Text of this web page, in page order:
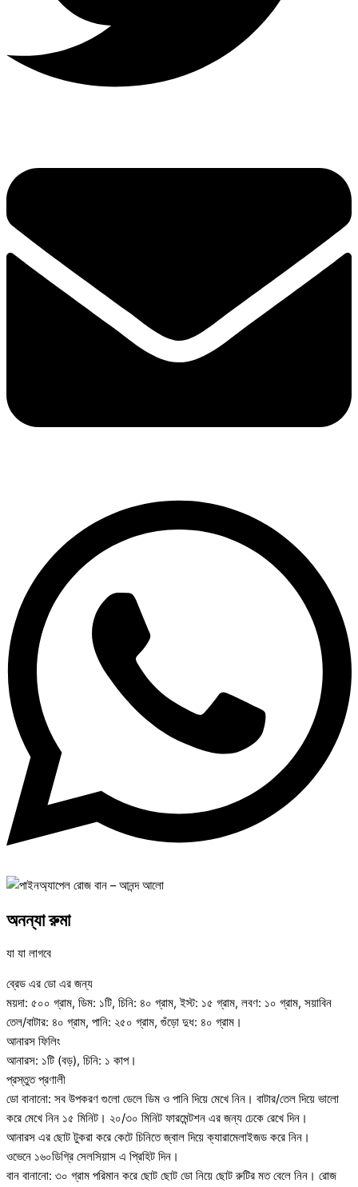
অনন্যা রুমা
যা যা লাগবে
ব্রেড এর ডো এর জন্য
ময়দা: ৫০০ গ্রাম, ডিম: ১টি, চিনি: ৪০ গ্রাম, ইস্ট: ১৫ গ্রাম, লবণ: ১০ গ্রাম, সয়াবিন
তেল/বাটার: ৪০ গ্রাম, পানি: ২৫০ গ্রাম, গুঁড়ো দুধ: ৪০ গ্রাম।
আনারস ফিলিং
আনারস: ১টি (বড়), চিনি: ১ কাপ।
প্রস্তুত প্রণালী
ডো বানানো: সব উপকরণ গুলো ডেলে ডিম ও পানি দিয়ে মেখে নিন। বাটার/তেল দিয়ে ভালো
করে মেখে নিন ১৫ মিনিট। ২০/৩০ মিনিট ফারমেন্টশন এর জন্য ঢেকে রেখে দিন।
আনারস এর ছোট টুকরা করে কেটে চিনিতে জ্বাল দিয়ে ক্যারামেলাইজড করে নিন।
ওভেনে ১৬০ডিগ্রি সেলসিয়াস এ প্রিহিট দিন।
বান বানানো: ৩০ গ্রাম পরিমান করে ছোট ছোট ডো নিয়ে ছোট রুটির মত বেলে নিন। রোজ